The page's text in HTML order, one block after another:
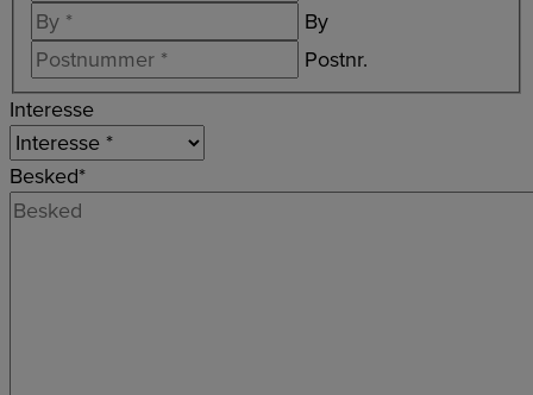
By
Postnr.
Interesse
Besked*